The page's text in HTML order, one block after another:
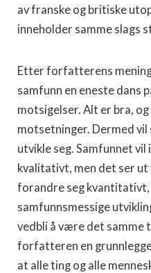
av franske og britiske
inneholder samme slags
Etter forfatterens
samfunn en eneste dans
motsigelser. Alt er bra,
motsetninger. Dermed
utvikle seg. Samfunnet
kvalitativt, men det ser ut
forandre seg kvantitativt,
samfunnsmessige
vedbli å være det samme
forfatteren en
at alle ting og alle